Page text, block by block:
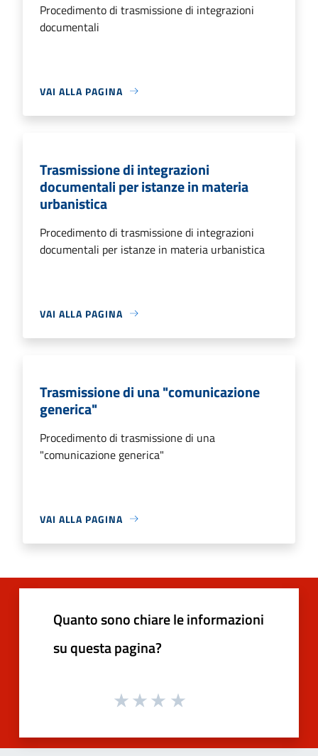
Procedimento di trasmissione di integrazioni
documentali
VAI ALLA PAGINA
Trasmissione di integrazioni
documentali per istanze in materia
urbanistica
Procedimento di trasmissione di integrazioni
documentali per istanze in materia urbanistica
VAI ALLA PAGINA
Trasmissione di una "comunicazione
generica"
Procedimento di trasmissione di una
"comunicazione generica"
VAI ALLA PAGINA
Quanto sono chiare le informazioni
su questa pagina?